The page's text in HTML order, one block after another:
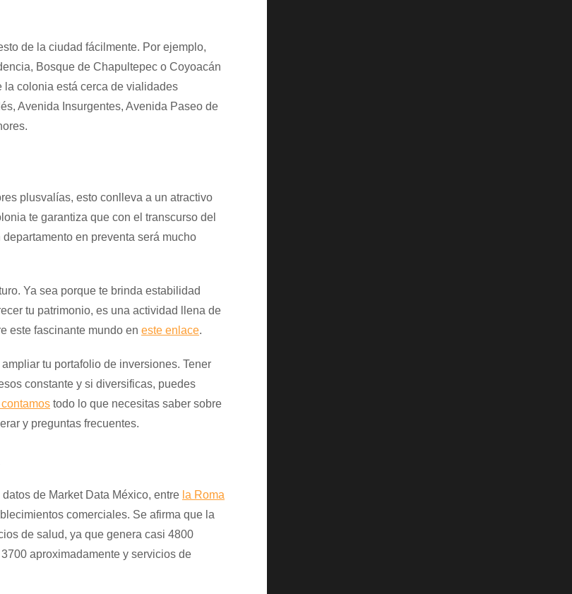
de la ciudad fácilmente. Por ejemplo,
Bosque de Chapultepec o Coyoacán
la colonia está cerca de vialidades
Avenida Insurgentes, Avenida Paseo de
plusvalías, esto conlleva a un atractivo
te garantiza que con el transcurso del
en preventa será mucho
Ya sea porque te brinda estabilidad
tu patrimonio, es una actividad llena de
este fascinante mundo en este enlace.
tu portafolio de inversiones. Tener
constante y si diversificas, puedes
todo lo que necesitas saber sobre
y preguntas frecuentes.
de Market Data México, entre la Roma
comerciales. Se afirma que la
de salud, ya que genera casi 4800
aproximadamente y servicios de